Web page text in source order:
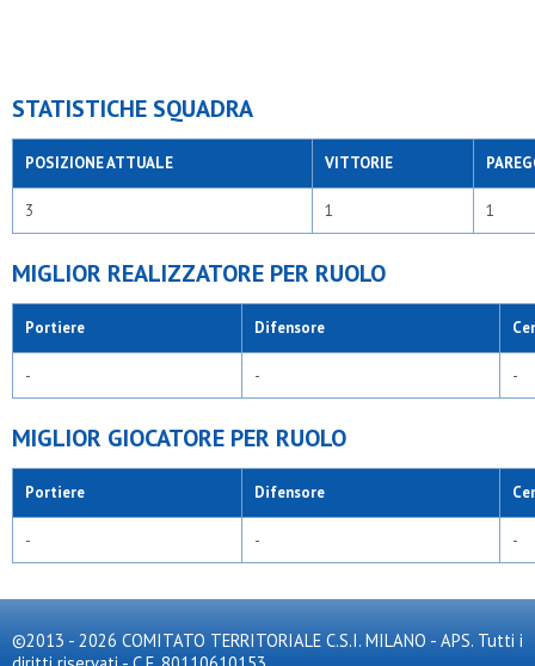
STATISTICHE SQUADRA
POSIZIONE ATTUALE VITTORIE
3 1 1
MIGLIOR REALIZZATORE PER RUOLO
Portiere Difensore
- - -
MIGLIOR GIOCATORE PER RUOLO
Portiere Difensore
- - -
©2013 - 2026 COMITATO TERRITORIALE C.S.I. MILANO - APS. Tutti i